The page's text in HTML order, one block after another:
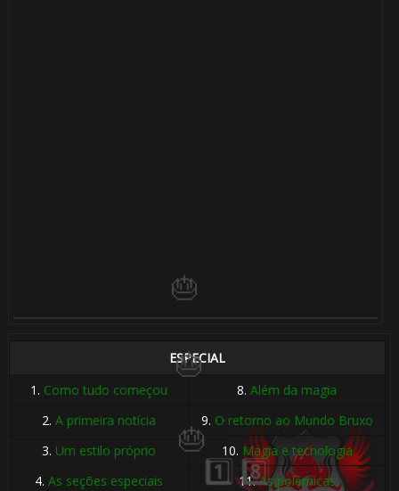
ESPECIAL
1. Como tudo começou 8.Além da magia
2.A primeira notícia 9. O retorno ao Mundo Bruxo
3. Um estilo próprio 10. Magia e tecnologia
4.As seções especiais 11.As polêmicas